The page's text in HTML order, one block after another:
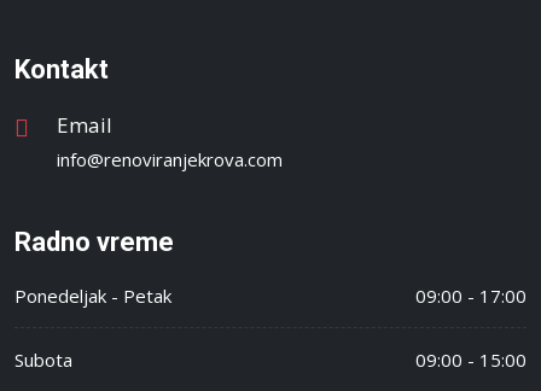
Kontakt
Email
info@renoviranjekrova.com
Radno vreme
Ponedeljak - Petak 09:00 - 17:00
Subota 09:00 - 15:00